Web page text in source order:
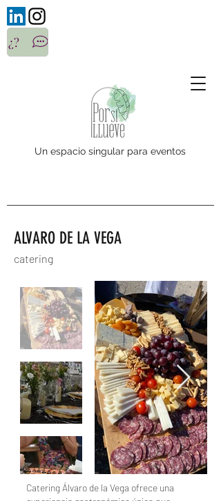
Un espacio singular para eventos
¿?
ALVARO DE LA VEGA
catering
Catering Álvaro de la Vega ofrece una